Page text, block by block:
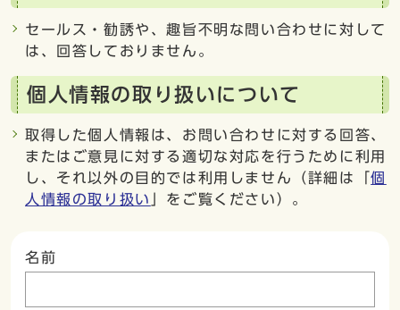
セールス・勧誘や、趣旨不明な問い合わせに対して
は、回答しておりません。
個人情報の取り扱いについて
取得した個人情報は、お問い合わせに対する回答、
またはご意見に対する適切な対応を行うために利用
し、それ以外の目的では利用しません（詳細は「個
人情報の取り扱い
」をご覧ください）。
名前